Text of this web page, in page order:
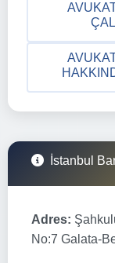
İstanbul
Adres:
No:7 Galata-